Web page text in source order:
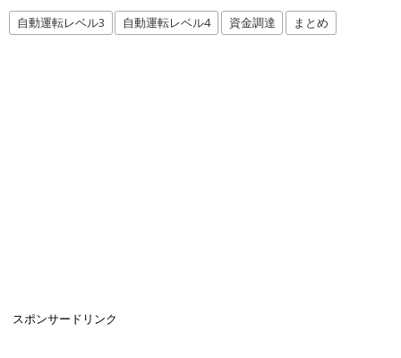
自動運転レベル3 自動運転レベル4 資金調達 まとめ
スポンサードリンク